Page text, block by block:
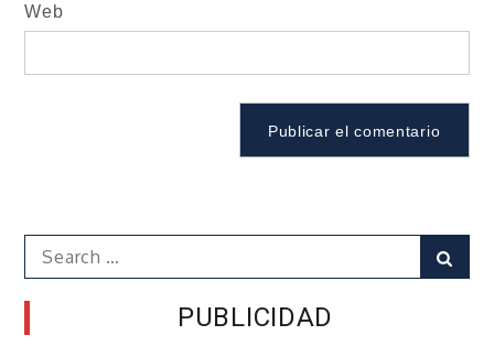
Web
Search
for:
PUBLICIDAD